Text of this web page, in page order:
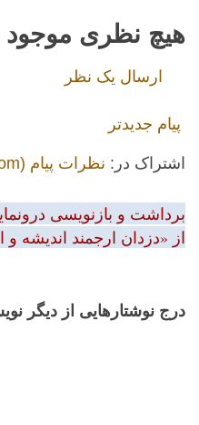
هیچ نظری
ارسال یک نظر
پیام جدیدتر
اشتراک در: نظرات پیام (Atom)
برداشت و بازنویسی
از «دزدان ارجمند اندیشه
درج نوشتارهایی از دیگر